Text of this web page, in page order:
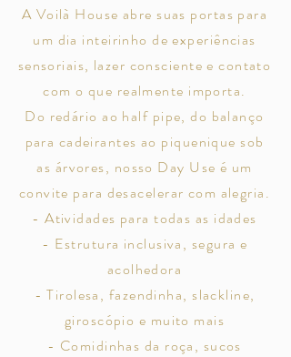
A Voilà House abre suas portas para
um dia inteirinho de experiências
sensoriais, lazer consciente e contato
com o que realmente importa.
Do redário ao half pipe, do balanço
para cadeirantes ao piquenique sob
as árvores, nosso Day Use é um
convite para desacelerar com alegria.
- Atividades para todas as idades
- Estrutura inclusiva, segura e
acolhedora
- Tirolesa, fazendinha, slackline,
giroscópio e muito mais
- Comidinhas da roça, sucos